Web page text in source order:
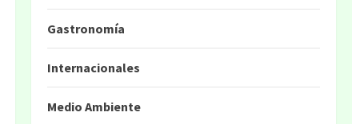
Gastronomía
Internacionales
Medio Ambiente